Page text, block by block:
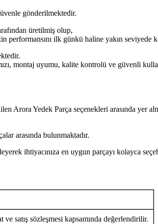
gönderilmektedir.
üretilmiş olup,
ilk günkü haline yakın seviyede
montaj uyumu, kalite kontrolü ve güvenli
Arora Yedek Parça seçenekleri arasında yer
arasında bulunmaktadır.
ihtiyacınıza en uygun parçayı kolayca
satış sözleşmesi kapsamında değerlendirilir.